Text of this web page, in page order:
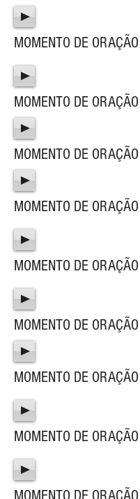
MOMENTO DE
MOMENTO DE
MOMENTO DE
MOMENTO DE
MOMENTO DE
MOMENTO DE
MOMENTO DE
MOMENTO DE